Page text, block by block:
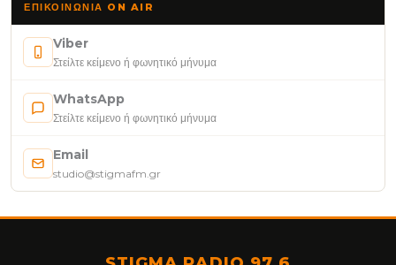
ΕΠΙΚΟΙΝΩΝΊΑ ON AIR
Viber
Στείλτε κείμενο ή φωνητικό μήνυμα
WhatsApp
Στείλτε κείμενο ή φωνητικό μήνυμα
Email
studio@stigmafm.gr